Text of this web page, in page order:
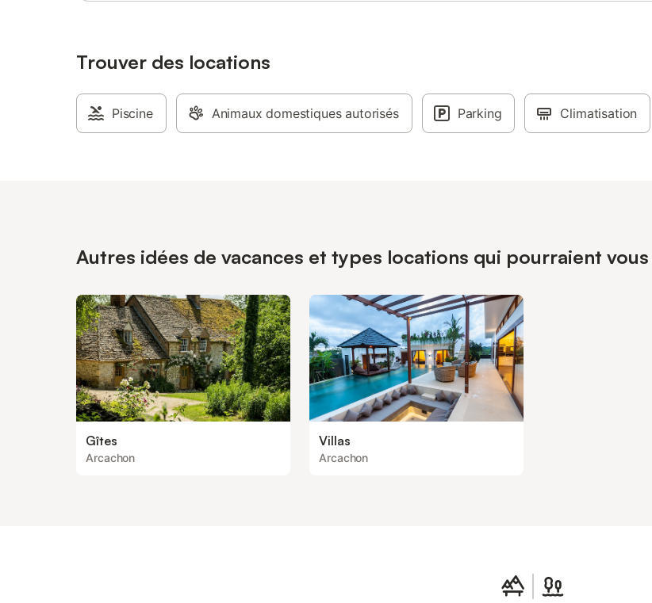
Trouver des locations
Piscine Animaux domestiques autorisés Parking Climatisation
Autres idées de vacances et types locations qui pourraient
Gîtes
Arcachon
Villas
Arcachon